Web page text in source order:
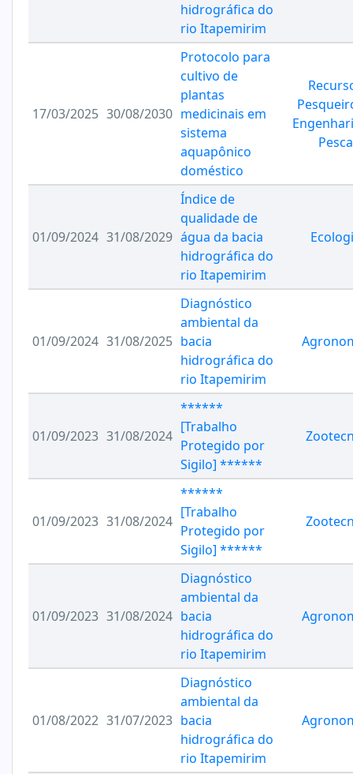
hidrográfica do
rio Itapemirim
17/03/2025 30/08/2030
Protocolo para
cultivo de
plantas
medicinais em
sistema
aquapônico
doméstico
Pesca
01/09/2024 31/08/2029
Índice de
qualidade de
água da bacia
hidrográfica do
rio Itapemirim
01/09/2024 31/08/2025
Diagnóstico
ambiental da
bacia
hidrográfica do
rio Itapemirim
01/09/2023 31/08/2024
******
[Trabalho
Protegido por
Sigilo] ******
01/09/2023 31/08/2024
******
[Trabalho
Protegido por
Sigilo] ******
01/09/2023 31/08/2024
Diagnóstico
ambiental da
bacia
hidrográfica do
rio Itapemirim
01/08/2022 31/07/2023
Diagnóstico
ambiental da
bacia
hidrográfica do
rio Itapemirim